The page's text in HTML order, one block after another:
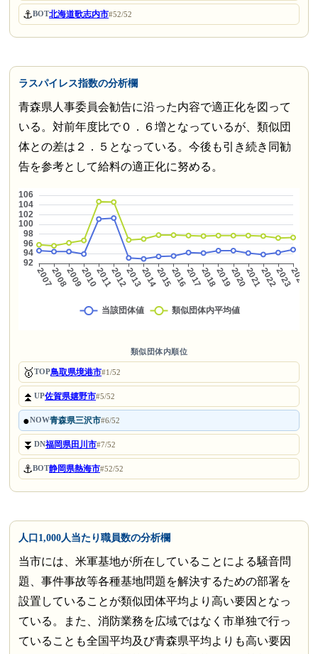
⚓BOT北海道歌志内市#52/52
ラスパイレス指数の分析欄
青森県人事委員会勧告に沿った内容で適正化を図って
いる。対前年度比で０．６増となっているが、類似団
体との差は２．５となっている。今後も引き続き同勧
告を参考として給料の適正化に努める。
類似団体内順位
🥇TOP鳥取県境港市#1/52
⏫UP佐賀県嬉野市#5/52
●NOW青森県三沢市#6/52
⏬DN福岡県田川市#7/52
⚓BOT静岡県熱海市#52/52
人口1,000人当たり職員数の分析欄
当市には、米軍基地が所在していることによる騒音問
題、事件事故等各種基地問題を解決するための部署を
設置していることが類似団体平均より高い要因となっ
ている。また、消防業務を広域ではなく市単独で行っ
ていることも全国平均及び青森県平均よりも高い要因